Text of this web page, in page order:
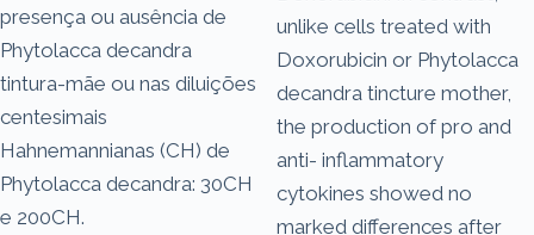
presença ou ausência de
Phytolacca decandra
tintura-mãe ou nas diluições
centesimais
Hahnemannianas (CH) de
Phytolacca decandra: 30CH
e 200CH.
unlike cells treated with
Doxorubicin or Phytolacca
decandra tincture mother,
the production of pro and
anti- inflammatory
cytokines showed no
marked differences after